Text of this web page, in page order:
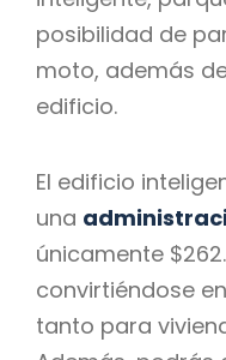
posibilidad de
moto, además
edificio.
El edificio
una
únicamente
convirtiéndose
tanto para